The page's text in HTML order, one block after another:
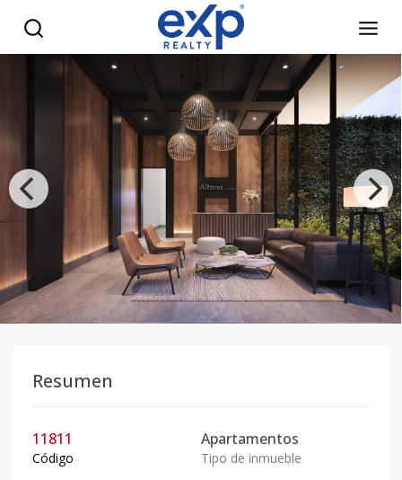
Resumen
11811
Código
Apartamentos
Tipo de inmueble
Exclusivos apartamentos de 1 y 2 habitaciones en Naco -